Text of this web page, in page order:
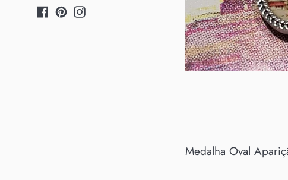
Facebook
PinterestInstagram
Medalha Oval